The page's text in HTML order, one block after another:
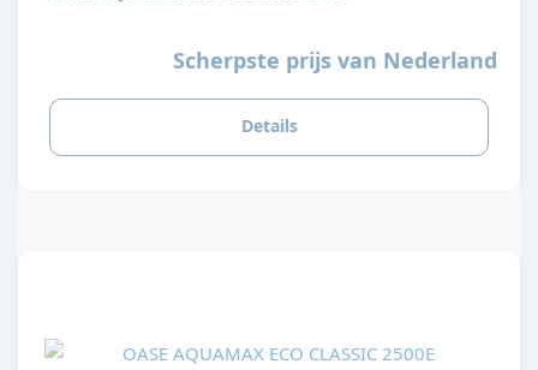
Scherpste prijs van Nederland
Details